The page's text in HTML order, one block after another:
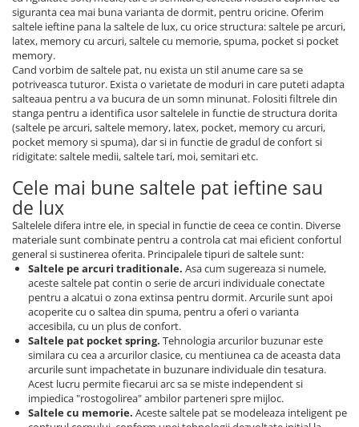
siguranta cea mai buna varianta de dormit, pentru oricine. Oferim
saltele ieftine pana la saltele de lux, cu orice structura: saltele pe arcuri,
latex, memory cu arcuri, saltele cu memorie, spuma, pocket si pocket
memory.
Cand vorbim de saltele pat, nu exista un stil anume care sa se
potriveasca tuturor. Exista o varietate de moduri in care puteti adapta
salteaua pentru a va bucura de un somn minunat. Folositi filtrele din
stanga pentru a identifica usor saltelele in functie de structura dorita
(saltele pe arcuri, saltele memory, latex, pocket, memory cu arcuri,
pocket memory si spuma), dar si in functie de gradul de confort si
ridigitate: saltele medii, saltele tari, moi, semitari etc.
Cele mai bune saltele pat ieftine sau
de lux
Saltelele difera intre ele, in special in functie de ceea ce contin. Diverse
materiale sunt combinate pentru a controla cat mai eficient confortul
general si sustinerea oferita. Principalele tipuri de saltele sunt:
Saltele pe arcuri traditionale. Asa cum sugereaza si numele,
aceste saltele pat contin o serie de arcuri individuale conectate
pentru a alcatui o zona extinsa pentru dormit. Arcurile sunt apoi
acoperite cu o saltea din spuma, pentru a oferi o varianta
accesibila, cu un plus de confort.
Saltele pat pocket spring. Tehnologia arcurilor buzunar este
similara cu cea a arcurilor clasice, cu mentiunea ca de aceasta data
arcurile sunt impachetate in buzunare individuale din tesatura.
Acest lucru permite fiecarui arc sa se miste independent si
impiedica "rostogolirea" ambilor parteneri spre mijloc.
Saltele cu memorie. Aceste saltele pat se modeleaza inteligent pe